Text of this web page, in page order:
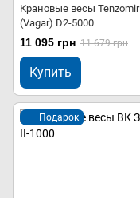
Крановые весы Tenzomir
(Vagar) D2-5000
11 095 грн 11 679 грн
Купить
Подарок